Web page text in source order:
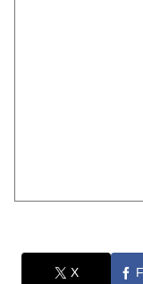
X